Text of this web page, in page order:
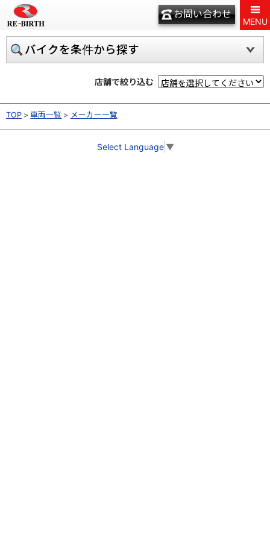
お問い合わせ
MENU
バイクを条件から探す
店舗で絞り込む
TOP 車両一覧 メーカー一覧
Select Language ▼